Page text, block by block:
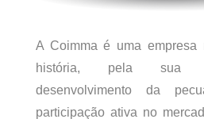
A Coimma é uma empresa
história, pela sua
desenvolvimento da
participação ativa no